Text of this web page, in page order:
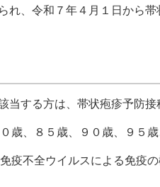
れ、令和７年４月１日から
当する方は、帯状疱疹予防
歳、８５歳、９０歳、９５
疫不全ウイルスによる免疫